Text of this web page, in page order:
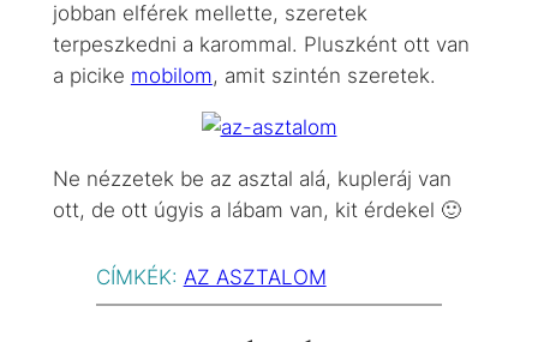
jobban elférek mellette, szeretek
terpeszkedni a karommal. Pluszként ott van
a picike mobilom, amit szintén szeretek.
Ne nézzetek be az asztal alá, kupleráj van
ott, de ott úgyis a lábam van, kit érdekel 🙂
CÍMKÉK: AZ ASZTALOM